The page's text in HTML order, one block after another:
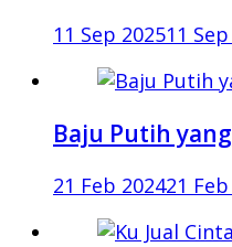
11 Sep 202511
Baju Putih
21 Feb 202421